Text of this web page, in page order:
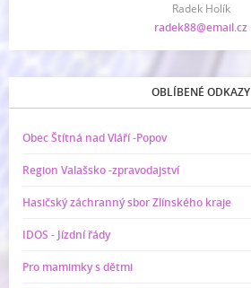
Radek Holík
radek88@email.cz
OBLÍBENÉ ODKAZY
Obec Štítná nad Vláří -Popov
Region Valašsko -zpravodajství
Hasičský záchranný sbor Zlínského kraje
IDOS - Jízdní řády
Pro mamimky s dětmi